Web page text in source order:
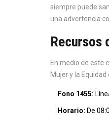
siempre puede
una advertencia
Recursos
En medio de este
Mujer y la Equidad
Fono 1455:
Horario: De